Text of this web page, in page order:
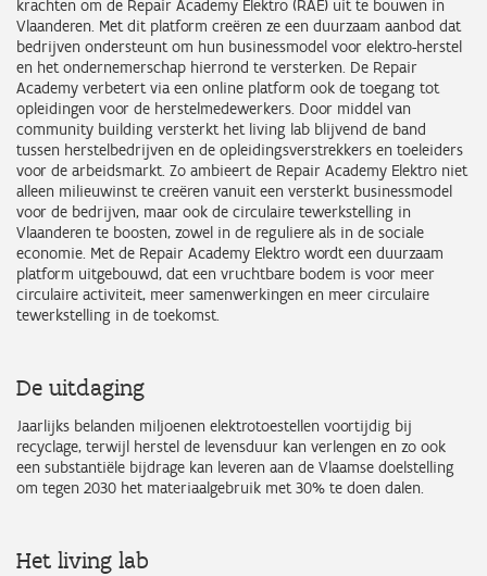
krachten om de Repair Academy Elektro (RAE) uit te bouwen in
Vlaanderen. Met dit platform creëren ze een duurzaam aanbod dat
bedrijven ondersteunt om hun businessmodel voor elektro-herstel
en het ondernemerschap hierrond te versterken. De Repair
Academy verbetert via een online platform ook de toegang tot
opleidingen voor de herstelmedewerkers. Door middel van
community building versterkt het living lab blijvend de band
tussen herstelbedrijven en de opleidingsverstrekkers en toeleiders
voor de arbeidsmarkt. Zo ambieert de Repair Academy Elektro niet
alleen milieuwinst te creëren vanuit een versterkt businessmodel
voor de bedrijven, maar ook de circulaire tewerkstelling in
Vlaanderen te boosten, zowel in de reguliere als in de sociale
economie. Met de Repair Academy Elektro wordt een duurzaam
platform uitgebouwd, dat een vruchtbare bodem is voor meer
circulaire activiteit, meer samenwerkingen en meer circulaire
tewerkstelling in de toekomst.
De uitdaging
Jaarlijks belanden miljoenen elektrotoestellen voortijdig bij
recyclage, terwijl herstel de levensduur kan verlengen en zo ook
een substantiële bijdrage kan leveren aan de Vlaamse doelstelling
om tegen 2030 het materiaalgebruik met 30% te doen dalen.
Het living lab